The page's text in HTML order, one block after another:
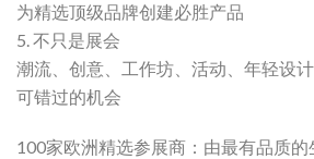
为精选顶级品牌创建必胜产品
5. 不只是展会
潮流、创意、工作坊、活动、年轻设
可错过的机会
100家欧洲精选参展商：由最有品质